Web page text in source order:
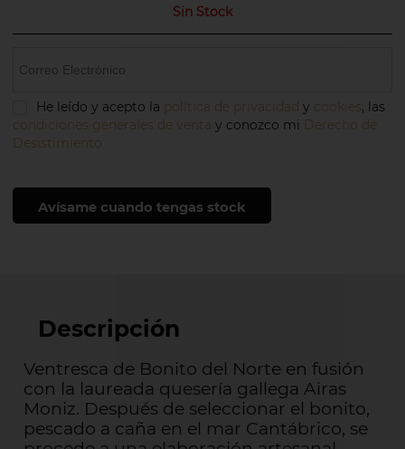
Sin Stock
He leído y acepto la política de privacidad y cookies , las
condiciones generales de venta y conozco mi Derecho de
Desistimiento
Avísame cuando tengas stock
Descripción
Ventresca de Bonito del Norte en fusión
con la laureada quesería gallega Airas
Moniz. Después de seleccionar el bonito,
pescado a caña en el mar Cantábrico, se